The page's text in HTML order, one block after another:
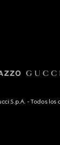
S.p.A. - Todos